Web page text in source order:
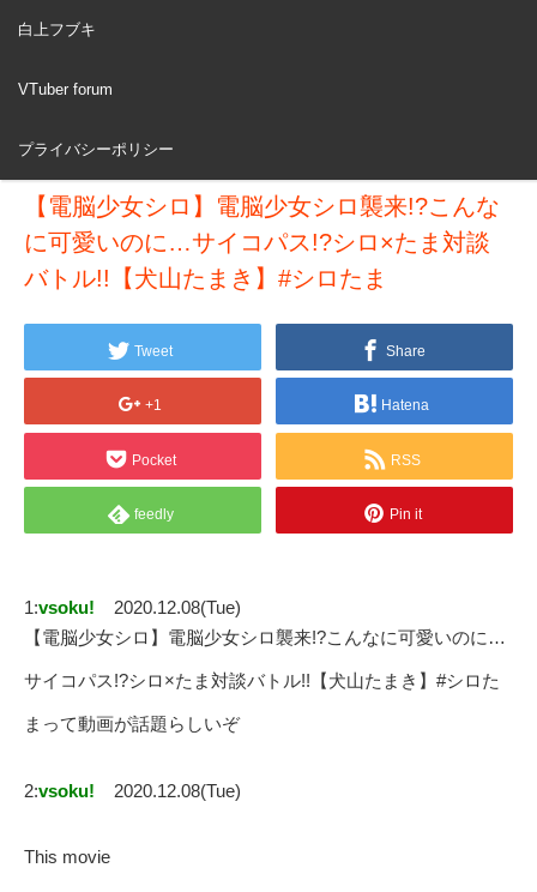
白上フブキ
VTuber forum
プライバシーポリシー
【電脳少女シロ】電脳少女シロ襲来!?こんな
に可愛いのに…サイコパス!?シロ×たま対談
バトル!!【犬山たまき】#シロたま
Tweet Share
+1 Hatena
Pocket RSS
feedly Pin it
1:vsoku!
2020.12.08(Tue)
【電脳少女シロ】電脳少女シロ襲来!?こんなに可愛いのに…
サイコパス!?シロ×たま対談バトル!!【犬山たまき】#シロた
まって動画が話題らしいぞ
2:vsoku! 2020.12.08(Tue)
This movie